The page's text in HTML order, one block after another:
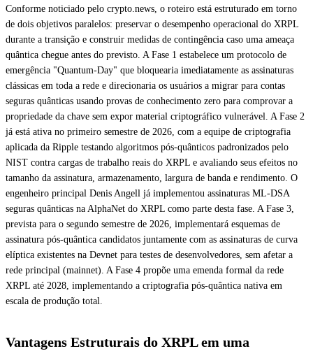
Conforme noticiado pelo crypto.news, o roteiro está estruturado em torno
de dois objetivos paralelos: preservar o desempenho operacional do XRPL
durante a transição e construir medidas de contingência caso uma ameaça
quântica chegue antes do previsto. A Fase 1 estabelece um protocolo de
emergência "Quantum-Day" que bloquearia imediatamente as assinaturas
clássicas em toda a rede e direcionaria os usuários a migrar para contas
seguras quânticas usando provas de conhecimento zero para comprovar a
propriedade da chave sem expor material criptográfico vulnerável. A Fase 2
já está ativa no primeiro semestre de 2026, com a equipe de criptografia
aplicada da Ripple testando algoritmos pós-quânticos padronizados pelo
NIST contra cargas de trabalho reais do XRPL e avaliando seus efeitos no
tamanho da assinatura, armazenamento, largura de banda e rendimento. O
engenheiro principal Denis Angell já implementou assinaturas ML-DSA
seguras quânticas na AlphaNet do XRPL como parte desta fase. A Fase 3,
prevista para o segundo semestre de 2026, implementará esquemas de
assinatura pós-quântica candidatos juntamente com as assinaturas de curva
elíptica existentes na Devnet para testes de desenvolvedores, sem afetar a
rede principal (mainnet). A Fase 4 propõe uma emenda formal da rede
XRPL até 2028, implementando a criptografia pós-quântica nativa em
escala de produção total.
Vantagens Estruturais do XRPL em uma